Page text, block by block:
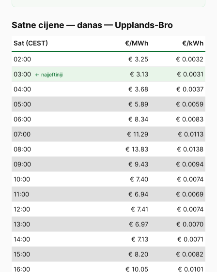
Satne cijene — danas— Upplands-Bro
Sat (CEST) €/MWh €/kWh
02:00 € 3.25
€ 0.0032
03:00 ← najjeftiniji € 3.13
€ 0.0031
04:00 € 3.68
€ 0.0037
05:00 € 5.89
€ 0.0059
06:00 € 8.34
€ 0.0083
07:00 € 11.29
€ 0.0113
08:00 € 13.83
€ 0.0138
09:00 € 9.43
€ 0.0094
10:00 € 7.40
€ 0.0074
11:00 € 6.94
€ 0.0069
12:00 € 7.41
€ 0.0074
13:00 € 6.97
€ 0.0070
14:00 € 7.13
€ 0.0071
15:00 € 8.20
€ 0.0082
16:00 € 10.05
€ 0.0101